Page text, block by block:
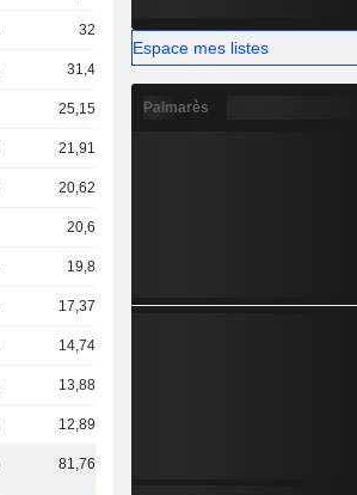
32 Md
31,4 Md
25,15 Md
21,91 Md
20,62 Md
20,6 Md
19,8 Md
17,37 Md
14,74 Md
13,88 Md
12,89 Md
81,76 Md
Espace mes listes
Palmarès